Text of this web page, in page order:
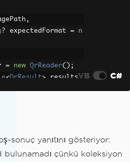
,
? expectedFormat =
n
= new QrReader();
<QrResult>
results
new
VB C#
sonuç yanıtını gösteriyor:
bulunamadı çünkü koleksiyon